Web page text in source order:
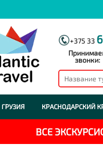
+375 33
звонки:
ГРУЗИЯ КРАСНОДАРСКИЙ
ВСЕ